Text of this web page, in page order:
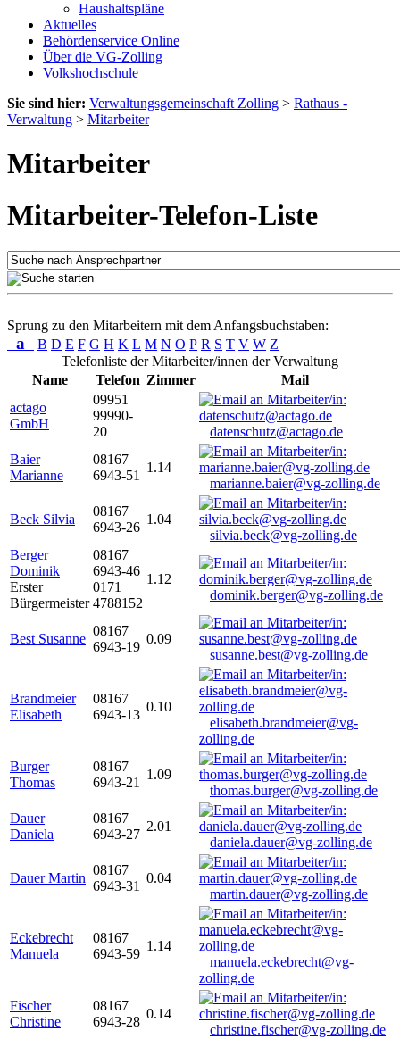
Haushaltspläne
Aktuelles
Behördenservice Online
Über die VG-Zolling
Volkshochschule
Sie sind hier: Verwaltungsgemeinschaft Zolling > Rathaus -
Verwaltung > Mitarbeiter
Mitarbeiter
Mitarbeiter-Telefon-Liste
Sprung zu den Mitarbeitern mit dem Anfangsbuchstaben:
a B D E F G H K L M N O P R S T V W Z
Telefonliste der Mitarbeiter/innen der Verwaltung
Name
Telefon Zimmer
Mail
actago
GmbH
09951
99990-
20
datenschutz@actago.de
Baier
Marianne
08167
6943-51
1.14
marianne.baier@vg-zolling.de
Beck Silvia
08167
6943-26
1.04
silvia.beck@vg-zolling.de
Berger
Dominik
Erster
Bürgermeister
08167
6943-46
0171
4788152
1.12
dominik.berger@vg-zolling.de
Best Susanne
08167
6943-19
0.09
susanne.best@vg-zolling.de
Brandmeier
Elisabeth
08167
6943-13
0.10
elisabeth.brandmeier@vg-
zolling.de
Burger
Thomas
08167
6943-21
1.09
thomas.burger@vg-zolling.de
Dauer
Daniela
08167
6943-27
2.01
daniela.dauer@vg-zolling.de
Dauer Martin
08167
6943-31
0.04
martin.dauer@vg-zolling.de
Eckebrecht
Manuela
08167
6943-59
1.14
manuela.eckebrecht@vg-
zolling.de
Fischer
Christine
08167
6943-28
0.14
christine.fischer@vg-zolling.de